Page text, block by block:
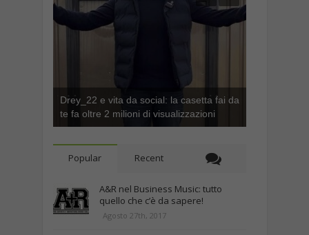
Drey_22 e vita da social: la casetta fai da
te fa oltre 2 milioni di visualizzazioni
Popular Recent
A&R nel Business Music: tutto
quello che c’è da sapere!
Agosto 27th, 2017